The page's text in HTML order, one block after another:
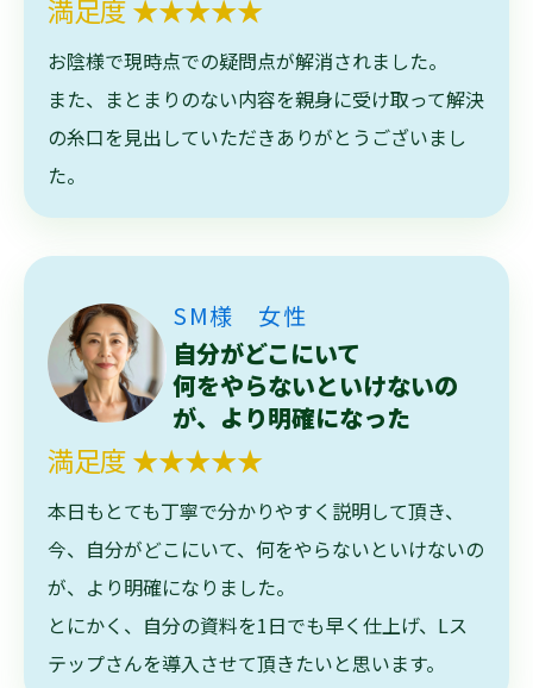
満足度 ★★★★★
お陰様で現時点での疑問点が解消されました。
また、まとまりのない内容を親身に受け取って解決
の糸口を見出していただきありがとうございまし
た。
SM様 女性
自分がどこにいて
何をやらないといけないの
が、より明確になった
満足度 ★★★★★
本日もとても丁寧で分かりやすく説明して頂き、
今、自分がどこにいて、何をやらないといけないの
が、より明確になりました。
とにかく、自分の資料を1日でも早く仕上げ、Lス
テップさんを導入させて頂きたいと思います。